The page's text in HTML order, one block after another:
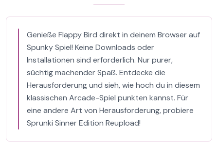
Genieße Flappy Bird direkt in deinem Browser auf
Spunky Spiel! Keine Downloads oder
Installationen sind erforderlich. Nur purer,
süchtig machender Spaß. Entdecke die
Herausforderung und sieh, wie hoch du in diesem
klassischen Arcade-Spiel punkten kannst. Für
eine andere Art von Herausforderung, probiere
Sprunki Sinner Edition Reupload!